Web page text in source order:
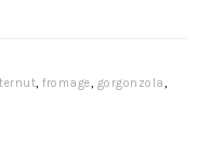
,fromage, gorgonzola,